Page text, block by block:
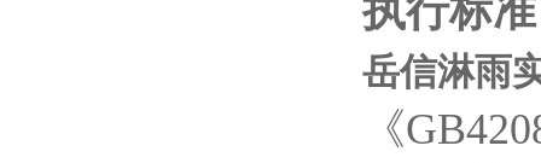
执行标准
岳信淋雨
《